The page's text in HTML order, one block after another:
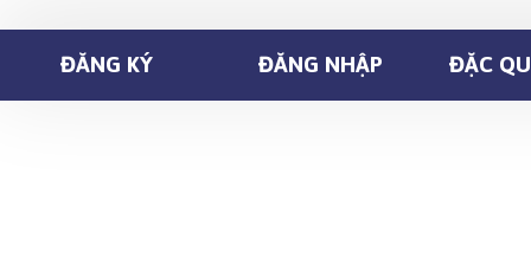
ĐĂNG KÝ ĐĂNG NHẬP ĐẶC